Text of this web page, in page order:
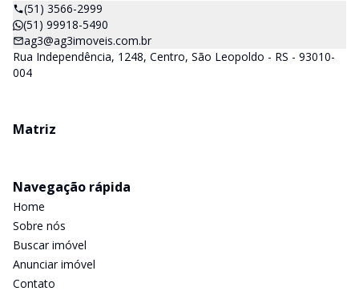
(51) 3566-2999
(51) 99918-5490
ag3@ag3imoveis.com.br
Rua Independência, 1248, Centro, São Leopoldo - RS - 93010-
004
Matriz
Navegação rápida
Home
Sobre nós
Buscar imóvel
Anunciar imóvel
Contato